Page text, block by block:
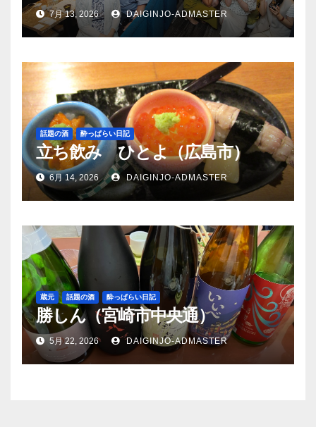
7月 13, 2026 DAIGINJO-ADMASTER
話題の酒 酔っぱらい日記
立ち飲み ひとよ（広島市）
6月 14, 2026 DAIGINJO-ADMASTER
蔵元 話題の酒 酔っぱらい日記
勝しん（宮崎市中央通）
5月 22, 2026 DAIGINJO-ADMASTER